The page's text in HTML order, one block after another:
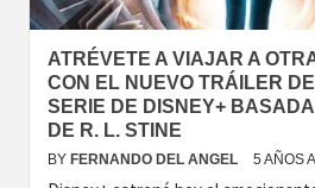
ATRÉVETE A VIAJAR A
CON EL NUEVO TRÁILER
SERIE DE DISNEY+
DE R. L. STINE
BY FERNANDO DEL ANGEL 5 AÑOS